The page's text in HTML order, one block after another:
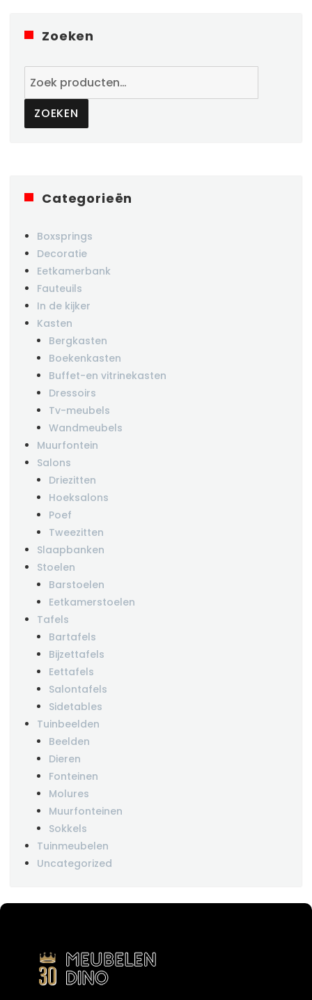
Zoeken
naar:
ZOEKEN
Categorieën
Boxsprings
Decoratie
Eetkamerbank
Fauteuils
In de kijker
Kasten
Bergkasten
Boekenkasten
Buffet-en vitrinekasten
Dressoirs
Tv-meubels
Wandmeubels
Muurfontein
Salons
Driezitten
Hoeksalons
Poef
Tweezitten
Slaapbanken
Stoelen
Barstoelen
Eetkamerstoelen
Tafels
Bartafels
Bijzettafels
Eettafels
Salontafels
Sidetables
Tuinbeelden
Beelden
Dieren
Fonteinen
Molures
Muurfonteinen
Sokkels
Tuinmeubelen
Uncategorized